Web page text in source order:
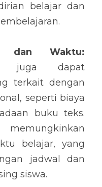
belajar dan
juga dapat
terkait dengan
seperti biaya
buku teks.
belajar, yang
jadwal dan
siswa.